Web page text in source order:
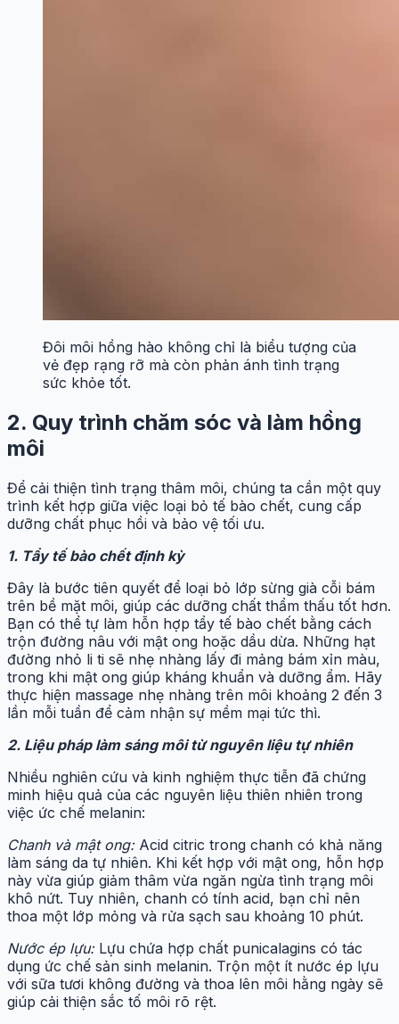
Đôi môi hồng hào không chỉ là biểu tượng của
vẻ đẹp rạng rỡ mà còn phản ánh tình trạng
sức khỏe tốt.
2. Quy trình chăm sóc và làm hồng
môi
Để cải thiện tình trạng thâm môi, chúng ta cần một quy
trình kết hợp giữa việc loại bỏ tế bào chết, cung cấp
dưỡng chất phục hồi và bảo vệ tối ưu.
1. Tẩy tế bào chết định kỳ
Đây là bước tiên quyết để loại bỏ lớp sừng già cỗi bám
trên bề mặt môi, giúp các dưỡng chất thẩm thấu tốt hơn.
Bạn có thể tự làm hỗn hợp tẩy tế bào chết bằng cách
trộn đường nâu với mật ong hoặc dầu dừa. Những hạt
đường nhỏ li ti sẽ nhẹ nhàng lấy đi mảng bám xỉn màu,
trong khi mật ong giúp kháng khuẩn và dưỡng ẩm. Hãy
thực hiện massage nhẹ nhàng trên môi khoảng 2 đến 3
lần mỗi tuần để cảm nhận sự mềm mại tức thì.
2. Liệu pháp làm sáng môi từ nguyên liệu tự nhiên
Nhiều nghiên cứu và kinh nghiệm thực tiễn đã chứng
minh hiệu quả của các nguyên liệu thiên nhiên trong
việc ức chế melanin:
Chanh và mật ong:Acid citric trong chanh có khả năng
làm sáng da tự nhiên. Khi kết hợp với mật ong, hỗn hợp
này vừa giúp giảm thâm vừa ngăn ngừa tình trạng môi
khô nứt. Tuy nhiên, chanh có tính acid, bạn chỉ nên
thoa một lớp mỏng và rửa sạch sau khoảng 10 phút.
Nước ép lựu:Lựu chứa hợp chất punicalagins có tác
dụng ức chế sản sinh melanin. Trộn một ít nước ép lựu
với sữa tươi không đường và thoa lên môi hằng ngày sẽ
giúp cải thiện sắc tố môi rõ rệt.